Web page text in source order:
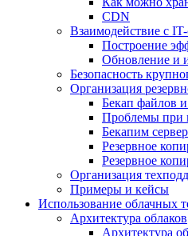
CDN
Взаимодействие с
Построение
Обновление и
Безопасность
Организация
Бекап файлов
Проблемы при
Бекапим
Резервное
Резервное
Организация
Примеры и кейсы
Использование облачных
Архитектура облаков
Архитектура